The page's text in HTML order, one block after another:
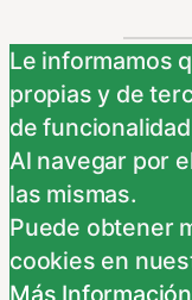
Le informamos
propias y de
de
Al navegar por
las mismas.
Puede obtener
cookies en
Más Información